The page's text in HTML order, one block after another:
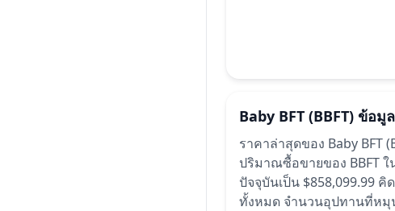
Baby BFT (BBFT) ข้อมู
ราคาล่าสุดของ Baby BFT
ปริมาณซื้อขายของ BBFT
ปัจจุบันเป็น $858,099.99
ทั้งหมด จำนวนอุปทานที่หมุ